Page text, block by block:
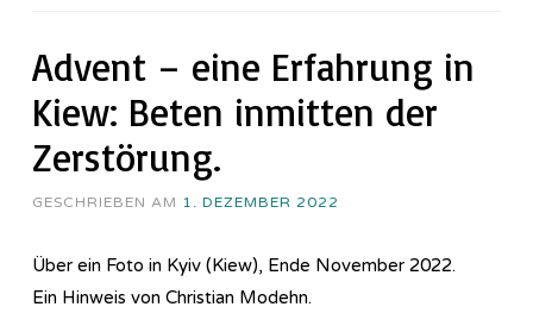
Advent – eine Erfahrung in
Kiew: Beten inmitten der
Zerstörung.
GESCHRIEBEN AM 1. DEZEMBER 2022
Über ein Foto in Kyiv (Kiew), Ende November 2022.
Ein Hinweis von Christian Modehn.